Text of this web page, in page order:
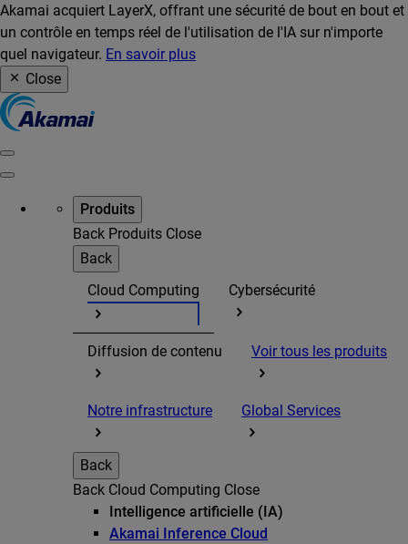
Akamai acquiert LayerX, offrant une sécurité de bout en bout et
un contrôle en temps réel de l'utilisation de l'IA sur n'importe
quel navigateur. En savoir plus
Close
Produits
Back Produits Close
Back
Cloud Computing
Cybersécurité
Diffusion de contenu Voir tous les produits
Notre infrastructure Global Services
Back
Back Cloud Computing Close
Intelligence artificielle (IA)
Akamai Inference Cloud